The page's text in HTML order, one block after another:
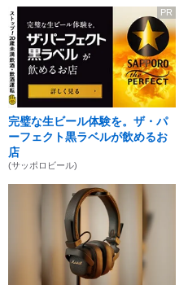
PR
完璧な生ビール体験を。ザ・パ
ーフェクト黒ラベルが飲めるお
店
(サッポロビール)